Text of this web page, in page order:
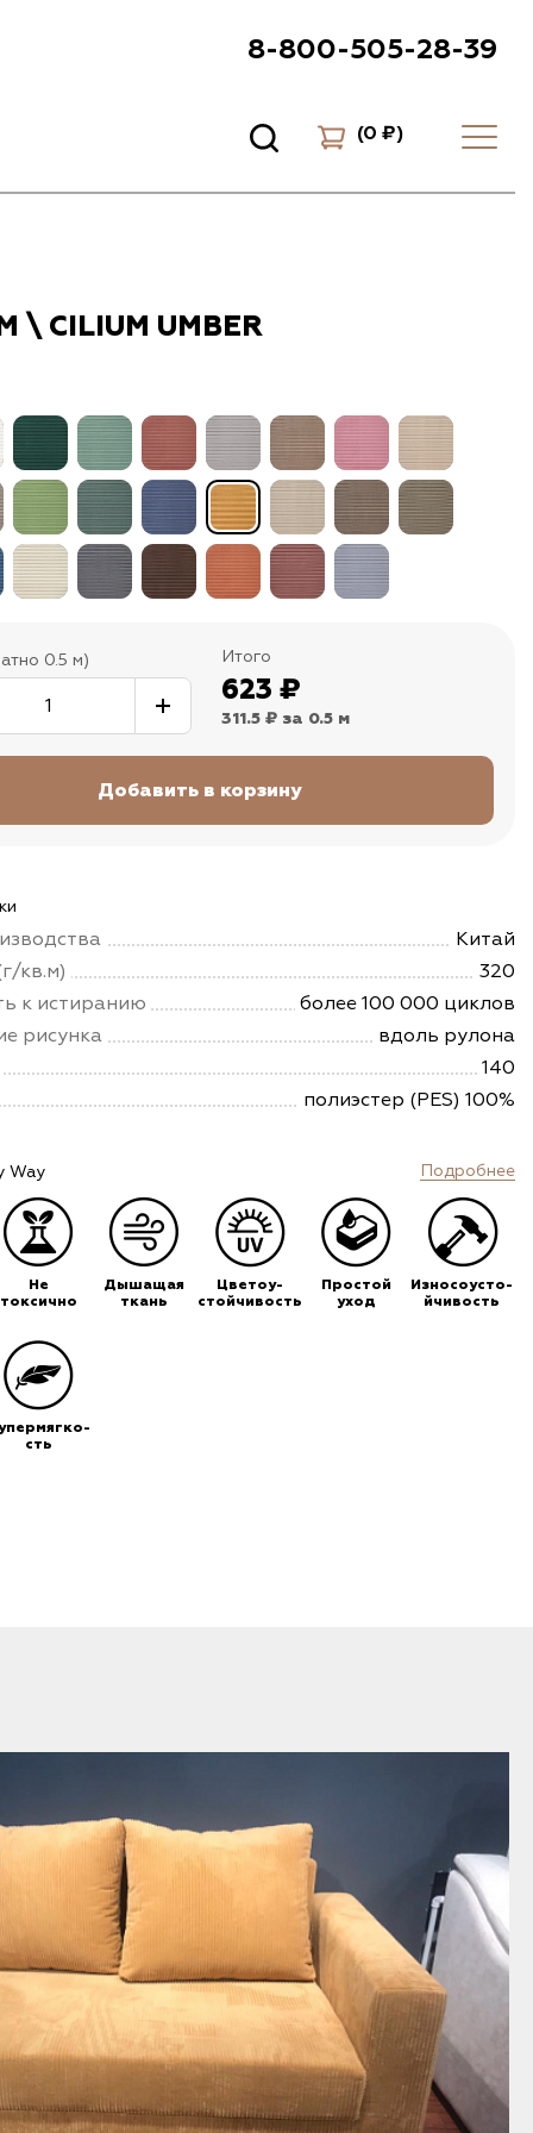
8-800-505-28-39
(0 ₽)
CILIUM UMBER
0.5 м) Итого
623 ₽
311.5 ₽ за 0.5 м
Китай
кв.м)
320
к истиранию
более 100 000 циклов
рисунка
вдоль рулона
140
полиэстер (PES) 100%
Way Подробнее
Не
токсично
Дышащая
ткань
Цветоу-
стойчивость
Простой
уход
Износоусто-
йчивость
сть